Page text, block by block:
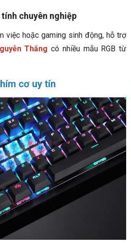
tính chuyên nghiệp
việc hoặc gaming sinh động, hỗ trợ
Thắng có nhiều mẫu RGB từ
cơ uy tín